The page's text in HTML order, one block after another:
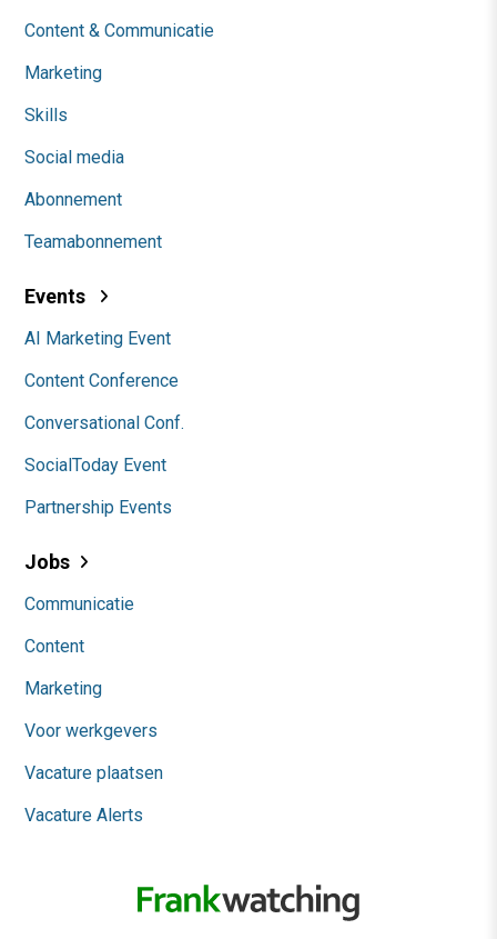
Content & Communicatie
Marketing
Skills
Social media
Abonnement
Teamabonnement
Events
AI Marketing Event
Content Conference
Conversational Conf.
SocialToday Event
Partnership Events
Jobs
Communicatie
Content
Marketing
Voor werkgevers
Vacature plaatsen
Vacature Alerts